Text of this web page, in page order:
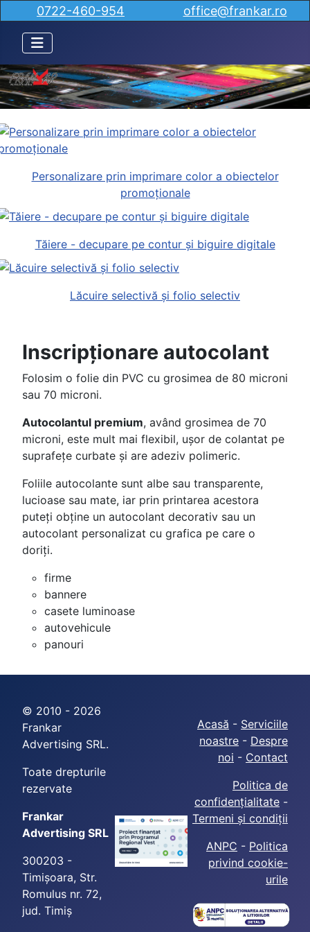
0722-460-954 office@frankar.ro
Personalizare prin imprimare color a obiectelor
promoționale
Tăiere - decupare pe contur și biguire digitale
Lăcuire selectivă și folio selectiv
Inscripționare autocolant
Folosim o folie din PVC cu grosimea de 80 microni
sau 70 microni.
Autocolantul premium, având grosimea de 70
microni, este mult mai flexibil, ușor de colantat pe
suprafețe curbate și are adeziv polimeric.
Foliile autocolante sunt albe sau transparente,
lucioase sau mate, iar prin printarea acestora
puteți obține un autocolant decorativ sau un
autocolant personalizat cu grafica pe care o
doriți.
firme
bannere
casete luminoase
autovehicule
panouri
© 2010 - 2026
Frankar
Advertising SRL.
Toate drepturile
rezervate
Frankar
Advertising SRL
300203 -
Timișoara, Str.
Romulus nr. 72,
jud. Timiș
Acasă - Serviciile
noastre - Despre
noi - Contact
Politica de
confidențialitate -
Termeni și condiții
ANPC - Politica
privind cookie-
urile